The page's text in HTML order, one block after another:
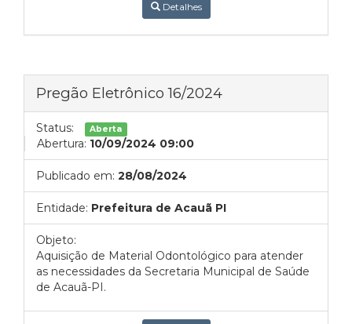
Detalhes
Pregão Eletrônico 16/2024
Status: Aberta
Abertura: 10/09/2024 09:00
Publicado em: 28/08/2024
Entidade: Prefeitura de Acauã PI
Objeto:
Aquisição de Material Odontológico para atender
as necessidades da Secretaria Municipal de Saúde
de Acauã-PI.